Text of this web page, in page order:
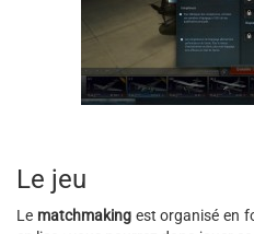
Le jeu
Le matchmakingest organisé en